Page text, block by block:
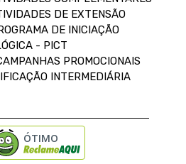
DE EXTENSÃO
DE INICIAÇÃO
- PICT
PROMOCIONAIS
INTERMEDIÁRIA
ÓTIMO